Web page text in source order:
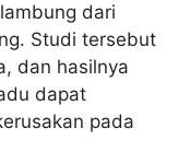
dari
Studi tersebut
dan hasilnya
dapat
pada